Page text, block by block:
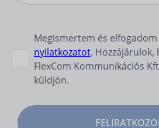
Megismertem és elfogadom
nyilatkozatot. Hozzájárulok,
FlexCom Kommunikációs
küldjön.